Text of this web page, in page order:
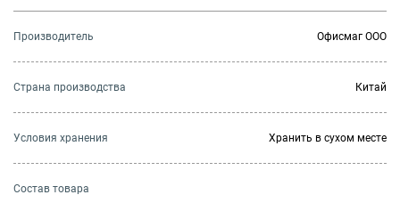
Производитель Офисмаг ООО
Страна производства Китай
Условия хранения Хранить в сухом месте
Состав товара